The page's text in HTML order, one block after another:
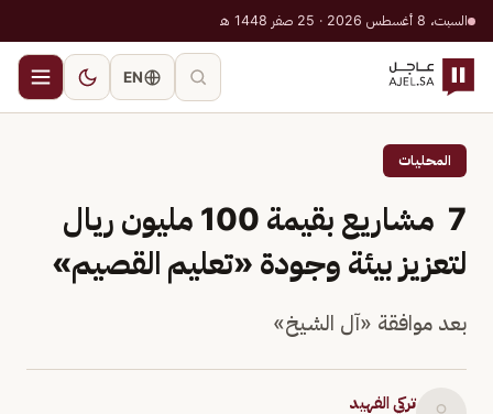
السبت، 8 أغسطس 2026 · 25 صفر 1448 هـ
EN
المحليات
7 مشاريع بقيمة 100 مليون ريال
لتعزيز بيئة وجودة «تعليم القصيم»
بعد موافقة «آل الشيخ»
تركي الفهيد